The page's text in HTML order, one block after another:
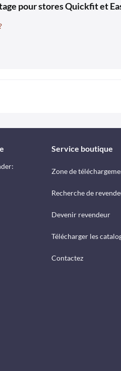
pour stores Quickfit et
Service boutique
Zone de
Recherche de
Devenir revendeur
Télécharger les
Contactez